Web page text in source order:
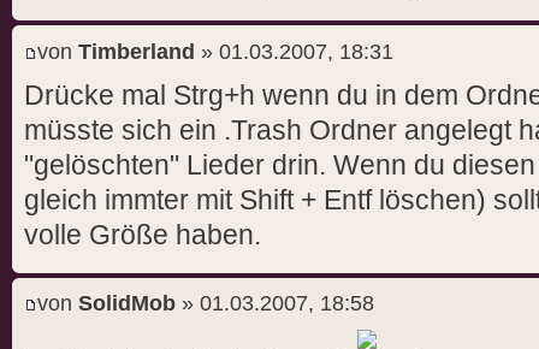
von Timberland » 01.03.2007, 18:31
Drücke mal Strg+h wenn du in dem
müsste sich ein .Trash Ordner angelegt
"gelöschten" Lieder drin. Wenn du
gleich immter mit Shift + Entf löschen)
volle Größe haben.
von SolidMob » 01.03.2007, 18:58